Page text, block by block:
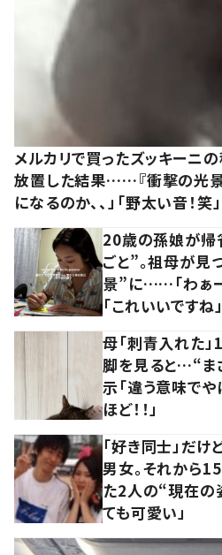
メルカリで買ったズッキーニ
放置した結果……『衝撃の光景
になるのか、、」「野太い音！笑」
20歳の孫娘が帰
ごと”。祖母が見
景”に……「わぁー
「これいいですね」
母「刺青入れた」
脚を見ると…“ま
示「違う意味でや
ほど！！」
「好き同士」だ
男女。それから
た2人の“現在
ても可愛い」